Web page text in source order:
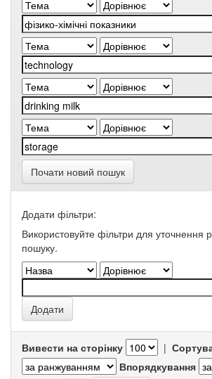
Почати новий пошук
Додати фільтри:
Використовуйте фільтри для уточнення
пошуку.
Вивести на сторінку |
Впорядкування